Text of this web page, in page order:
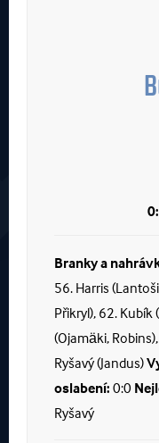
Branky a
56. Harris
Přikryl), 62.
(Ojamäki,
Ryšavý (Jandus)
oslabení: 0:0
Ryšavý